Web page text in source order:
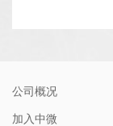
公司概况
加入中微